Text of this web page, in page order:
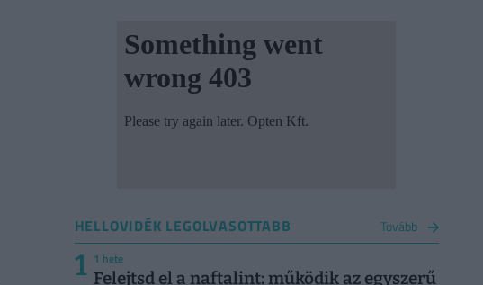
HELLOVIDÉK LEGOLVASOTTABB Tovább
1 1 hete
Felejtsd el a naftalint: működik az egyszerű